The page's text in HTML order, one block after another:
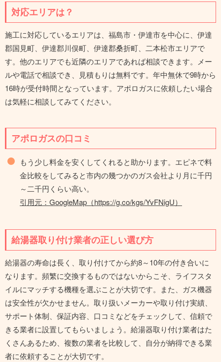
対応エリアは？
施工に対応しているエリアは、福島市・伊達市を中心に、伊達
郡国見町、伊達郡川俣町、伊達郡桑折町、二本松市エリアで
す。他のエリアでも近隣のエリアであれば相談できます。メー
ルや電話で相談でき、見積もりは無料です。年中無休で9時から
16時が受付時間となっています。アポロガスに依頼したい場合
は気軽に相談してみてください。
アポロガスの口コミ
もう少し料金を安くしてくれると助かります。エピネで料
金比較をしてみると市内の幾つかのガス会社より月に千円
～二千円くらい高い。
引用元：GoogleMap（https://g.co/kgs/YvFNigU）
給湯器取り付け業者の正しい選び方
給湯器の寿命は長く、取り付けてから約8～10年の付き合いに
なります。頻繁に交換するものではないからこそ、ライフスタ
イルにマッチする機種を選ぶことが大切です。また、ガス機器
は安全性が欠かせません。取り扱いメーカーや取り付け実績、
サポート体制、保証内容、口コミなどをチェックして、信頼で
きる業者に設置してもらいましょう。給湯器取り付け業者はた
くさんあるため、複数の業者を比較して、自分が納得できる業
者に依頼することが大切です。